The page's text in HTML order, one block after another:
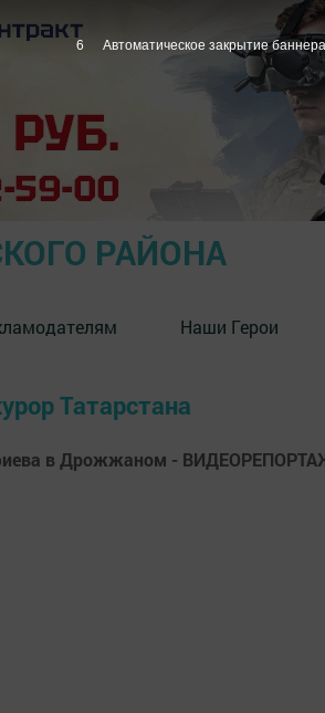
РАЙОНА
Наши Герои
Татарстана
в Дрожжаном -
5 Автоматическое закрытие